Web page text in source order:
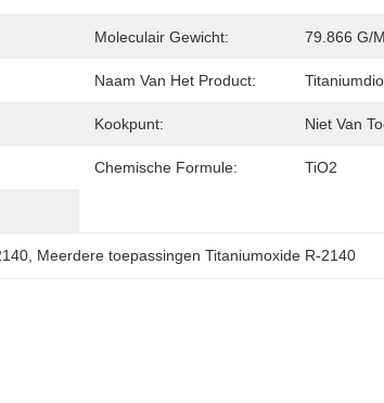
Moleculair Gewicht: 79.866 G/
Naam Van Het Product:
Kookpunt: Niet Van
Chemische Formule: TiO2
Meerdere toepassingen Titaniumoxide R-2140